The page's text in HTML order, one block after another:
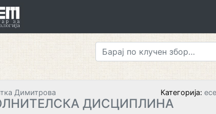
Димитрова Категорија:
ДИСЦИПЛИНА